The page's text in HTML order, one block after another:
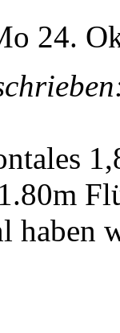
24.
haben